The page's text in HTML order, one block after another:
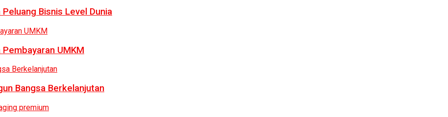
Bisnis Level Dunia
UMKM
Bangsa Berkelanjutan